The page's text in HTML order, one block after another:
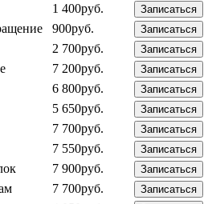
1 400руб. Записаться
900руб. Записаться
2 700руб. Записаться
7 200руб. Записаться
6 800руб. Записаться
5 650руб. Записаться
7 700руб. Записаться
7 550руб. Записаться
7 900руб. Записаться
7 700руб. Записаться